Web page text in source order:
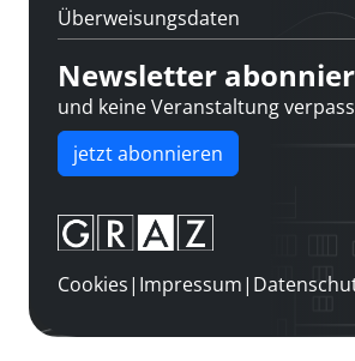
Überweisungsdaten
Newsletter
und keine Veranstaltung
jetzt abonnieren
Cookies| Impressum|